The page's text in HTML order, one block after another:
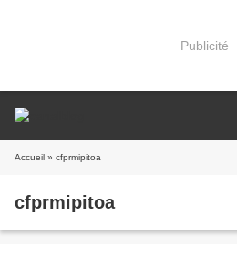
Publicité
Accueil » cfprmipitoa
cfprmipitoa